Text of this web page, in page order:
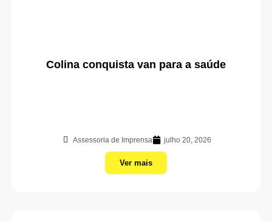
Colina conquista van para a saúde
Assessoria de Imprensa julho 20, 2026
Ver mais